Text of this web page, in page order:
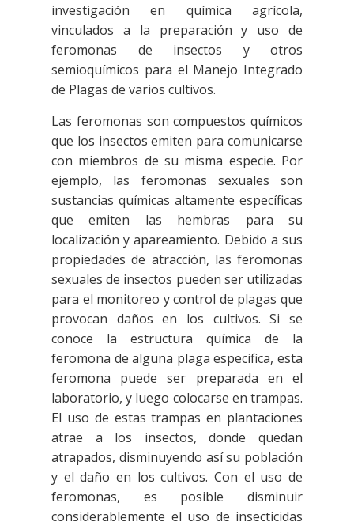
investigación en química agrícola,
vinculados a la preparación y uso de
feromonas de insectos y otros
semioquímicos para el Manejo Integrado
de Plagas de varios cultivos.
Las feromonas son compuestos químicos
que los insectos emiten para comunicarse
con miembros de su misma especie. Por
ejemplo, las feromonas sexuales son
sustancias químicas altamente específicas
que emiten las hembras para su
localización y apareamiento. Debido a sus
propiedades de atracción, las feromonas
sexuales de insectos pueden ser utilizadas
para el monitoreo y control de plagas que
provocan daños en los cultivos. Si se
conoce la estructura química de la
feromona de alguna plaga especifica, esta
feromona puede ser preparada en el
laboratorio, y luego colocarse en trampas.
El uso de estas trampas en plantaciones
atrae a los insectos, donde quedan
atrapados, disminuyendo así su población
y el daño en los cultivos. Con el uso de
feromonas, es posible disminuir
considerablemente el uso de insecticidas